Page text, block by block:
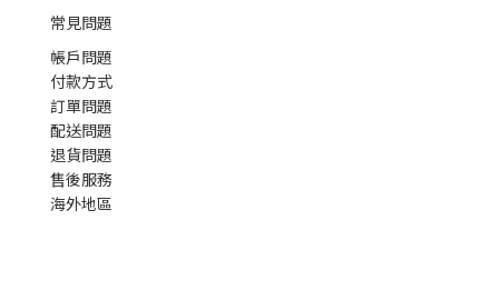
常見問題
帳戶問題
付款方式
訂單問題
配送問題
退貨問題
售後服務
海外地區